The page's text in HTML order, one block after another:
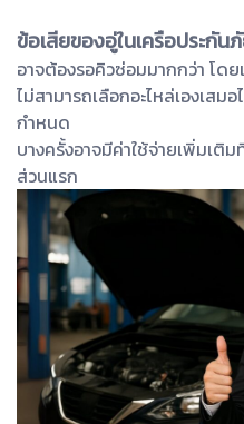
ข้อเสียของอู่ในเครือประกัน
อาจต้องรอคิวซ่อมมากกว่า โดย
ไม่สามารถเลือกอะไหล่เองเส
กำหนด
บางครั้งอาจมีค่าใช้จ่ายเพิ่มเติ
ส่วนแรก